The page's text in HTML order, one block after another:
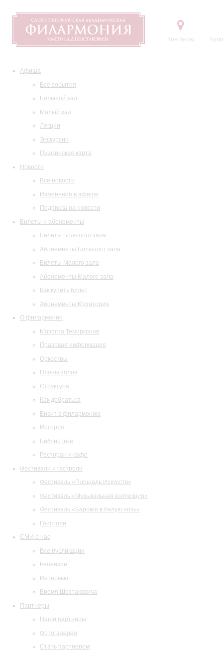
Контакты
Афиша
Все события
Большой зал
Малый зал
Лекции
Экскурсии
Пушкинская карта
Новости
Все новости
Изменения в афише
Подписка на новости
Билеты и абонементы
Билеты Большого зала
Абонементы Большого зала
Билеты Малого зала
Абонементы Малого зала
Как купить билет
Абонементы Музитория
О филармонии
Маэстро Темирканов
Правовая информация
Оркестры
Планы залов
Структура
Как добраться
Визит в филармонию
История
Библиотека
Ресторан и кафе
Фестивали и гастроли
Фестиваль «Площадь Искусств»
Фестиваль «Музыкальная коллекция»
Фестиваль «Барокко в белую ночь»
Гастроли
СМИ о нас
Все публикации
Рецензии
Интервью
Время Шостаковича
Партнеры
Наши партнеры
Фотогалерея
Стать партнером